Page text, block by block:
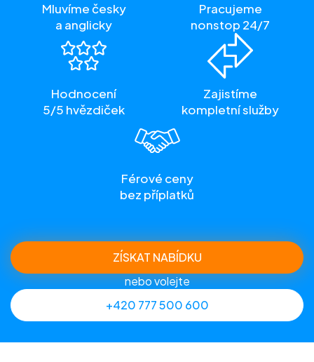
Mluvíme česky
a anglicky
Pracujeme
nonstop 24/7
Hodnocení
5/5 hvězdiček
Zajistíme
kompletní služby
Férové ceny
bez příplatků
ZÍSKAT NABÍDKU
nebo volejte
+420 777 500 600